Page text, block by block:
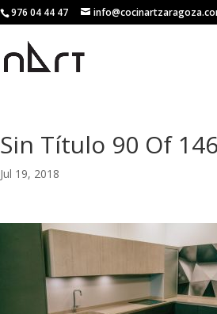
976 04 44 47
Sin Título 90 Of
Jul 19, 2018